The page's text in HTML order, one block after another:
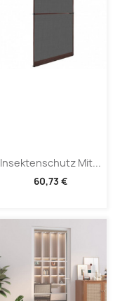
Insektenschutz Mit...
60,73 €